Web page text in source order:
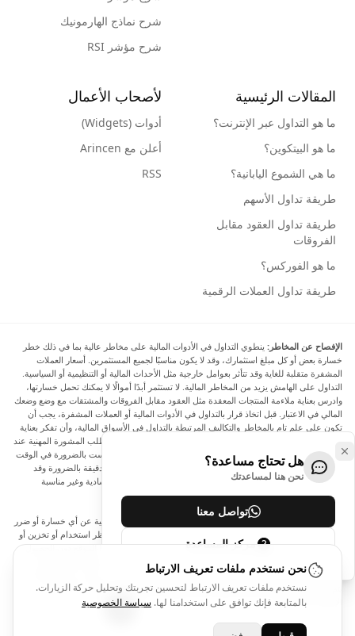
شرح نماذج الهارمونيك
شرح مؤشر RSI
المقالات الرئيسية
ما هو التداول عبر الإنترنت؟
ما هو البيتكوين؟
ما هي الشموع اليابانية؟
طريقة تداول الأسهم
طريقة تداول العقود مقابل
الفروقات
ما هو الفوركس؟
طريقة تداول العملات الرقمية
لأصحاب الأعمال
أدوات (Widgets)
أعلن مع Arincen
RSS
الإفصاح عن المخاطر: ينطوي التداول في الأدوات المالية على مخاطر عالية بما في ذلك خطر
خسارة بعض أو كل مبلغ استثمارك، وقد لا يكون مناسبًا لجميع المستثمرين. أسعار العملات
المشفرة متقلبة للغاية وقد تتأثر بعوامل خارجية مثل الأحداث المالية أو التنظيمية أو السياسية.
التداول على الهامش يزيد من المخاطر المالية. لا تستثمر أبدًا أموالًا لا يمكنك تحمل خسارتها،
وادرس بعناية ملاءمة المنتجات المعقدة مثل العقود مقابل الفروقات والمشتقات مع وضع وضعك
المالي في الاعتبار. قبل اتخاذ قرار بالتداول في الأدوات المالية أو العملات المشفرة، يجب أن
تكون على علم تام بالمخاطر والتكاليف المرتبطة بالتداول في الأسواق المالية، وأن تفكر بعناية
في أهدافك الاستثمارية ومستوى خبرتك ورغبتك في المخاطرة، وأن تطلب المشورة المهنية عند
الحاجة. تود Arincen أن تذكرك بأن البيانات الواردة في هذا الموقع ليست بالضرورة في الوقت
الفعلي وليست دقيقة. البيانات والأسعار الموجودة على الموقع ليست دقيقة بالضرورة وقد
تختلف عن السعر الفعلي في أي سوق معينة، مما يعني أن الأسعار إرشادية وغير مناسبة
لأغراض التداول.
لن يتحمل Arincen وأي مزود للبيانات الواردة في هذا الموقع المسؤولية عن أي خسارة أو ضرر
نتيجة لتداولك، أو اعتمادك على المعلومات الواردة في هذا الموقع. يحظر استخدام أو تخزين أو
إعادة إنتاج أو عرض أو تعديل أو نقل أو توزيع البيانات الموجودة في هذا الموقع دون الحصول
على إذن كتابي صريح مسبق من Arincen و/أو مزود البيانات. جميع حقوق الملكية الفكرية
محفوظة من قبل مقدمي الخدمة و/أو البورصة التي تقدم البيانات الواردة في هذا الموقع. قد
يتم تعويض Arincen من قبل المعلنين الذين يظهرون على الموقع، بناءً على تفاعلك مع
الإعلانات أو المعلنين.
هل تحتاج مساعدة؟
نحن هنا لمساعدتك
تواصل معنا
مركز المساعدة
نحن نستخدم ملفات تعريف الارتباط
نستخدم ملفات تعريف الارتباط لتحسين تجربتك وتحليل حركة الزيارات.
بالمتابعة فإنك توافق على استخدامنا لها. سياسة الخصوصية